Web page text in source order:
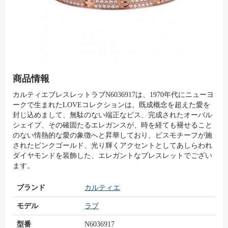
商品情報
カルティエブレスレットラブN6036917は、1970年代にニューヨ
ークで生まれたLOVEコレクションは、既成概念を超えた愛を
封じ込めまして、無駄のない端正なビス、完成されたオーバル
シェイプ、その確固たるエレガンスが、時を経ても褪せること
のない情熱的な愛の象徴へと昇華しており、ビスモチーフが施
されたピンクゴールド、光り輝くアクセントとしてあしらわれ
ダイヤモンドを装飾した、エレガントなブレスレットでござい
ます。
ブランド カルティエ
モデル ラブ
型番 N6036917